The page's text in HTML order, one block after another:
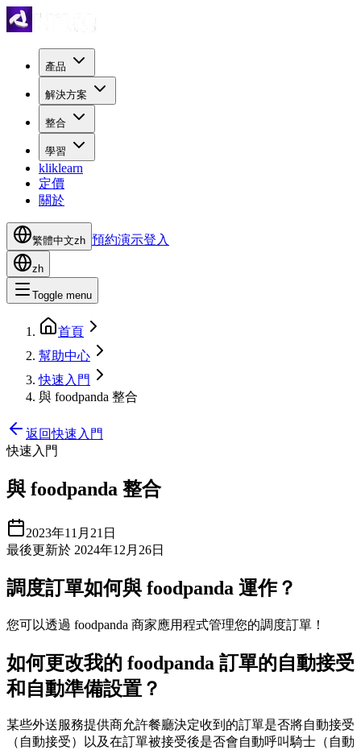
產品
解決方案
整合
學習
kliklearn
定價
關於
繁體中文zh 預約演示登入
zh
Toggle menu
首頁
幫助中心
快速入門
與 foodpanda 整合
返回快速入門
快速入門
與 foodpanda 整合
2023年11月21日
最後更新於 2024年12月26日
調度訂單如何與 foodpanda 運作？
您可以透過 foodpanda 商家應用程式管理您的調度訂單！
如何更改我的 foodpanda 訂單的自動接受
和自動準備設置？
某些外送服務提供商允許餐廳決定收到的訂單是否將自動接受
（自動接受）以及在訂單被接受後是否會自動呼叫騎士（自動